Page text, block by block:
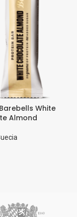
White
Almond